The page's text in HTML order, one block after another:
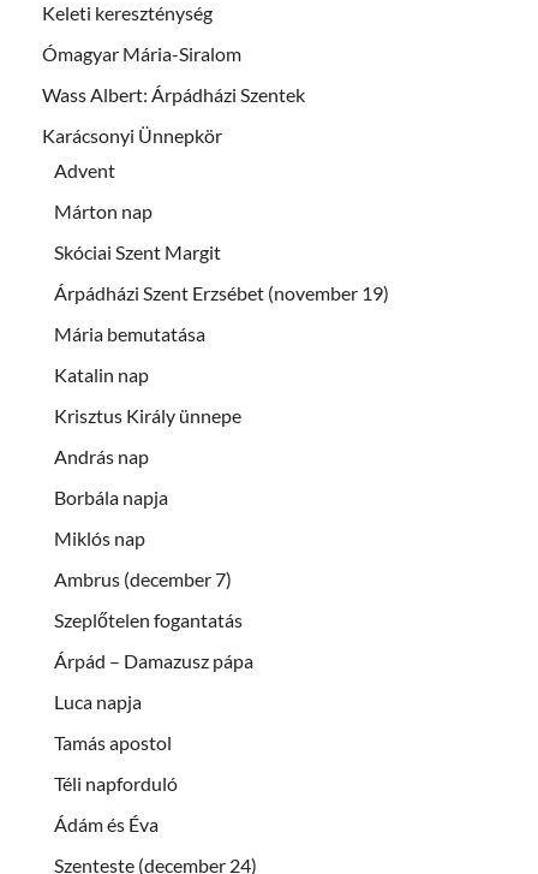
Keleti kereszténység
Ómagyar Mária-Siralom
Wass Albert: Árpádházi Szentek
Karácsonyi Ünnepkör
Advent
Márton nap
Skóciai Szent Margit
Árpádházi Szent Erzsébet (november 19)
Mária bemutatása
Katalin nap
Krisztus Király ünnepe
András nap
Borbála napja
Miklós nap
Ambrus (december 7)
Szeplőtelen fogantatás
Árpád – Damazusz pápa
Luca napja
Tamás apostol
Téli napforduló
Ádám és Éva
Szenteste (december 24)